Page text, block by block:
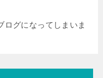
ログになってしまいま